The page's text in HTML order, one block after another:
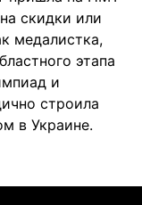
скидки или
медалистка,
этапа
и
строила
в Украине.